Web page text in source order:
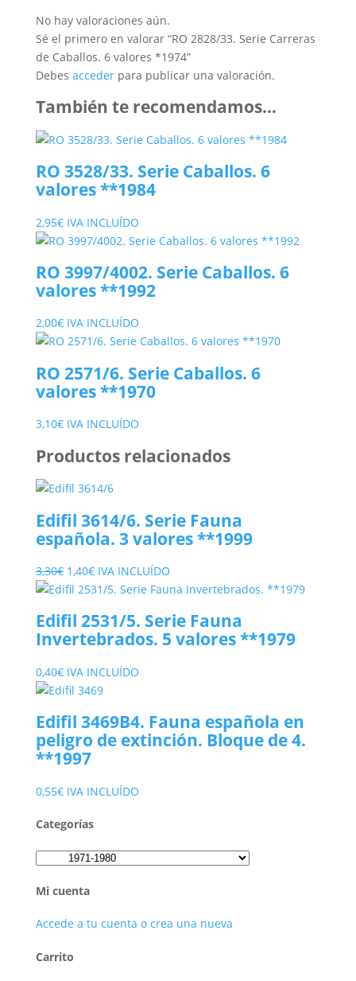
No hay valoraciones aún.
Sé el primero en valorar “RO 2828/33. Serie Carreras
de Caballos. 6 valores *1974”
Debes accederpara publicar una valoración.
También te recomendamos…
RO 3528/33. Serie Caballos. 6
valores **1984
2,95€ IVA INCLUÍDO
RO 3997/4002. Serie Caballos. 6
valores **1992
2,00€ IVA INCLUÍDO
RO 2571/6. Serie Caballos. 6
valores **1970
3,10€ IVA INCLUÍDO
Productos relacionados
Edifil 3614/6. Serie Fauna
española. 3 valores **1999
3,30€ El
precio
era:
3,30€.
1,40€El
precio
es:
1,40€.
IVA INCLUÍDO
Edifil 2531/5. Serie Fauna
Invertebrados. 5 valores **1979
0,40€ IVA INCLUÍDO
Edifil 3469B4. Fauna española en
peligro de extinción. Bloque de 4.
**1997
0,55€ IVA INCLUÍDO
Categorías
Mi cuenta
Accede a tu cuenta o crea una nueva
Carrito